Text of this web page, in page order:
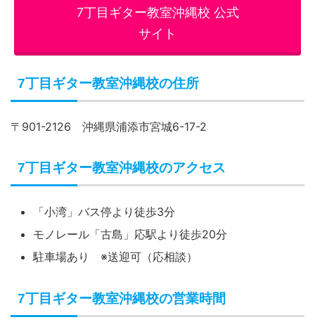
7丁目ギター教室沖縄校 公式
サイト
7丁目ギター教室沖縄校の住所
〒901-2126 沖縄県浦添市宮城6-17-2
7丁目ギター教室沖縄校のアクセス
「小湾」バス停より徒歩3分
モノレール「古島」応駅より徒歩20分
駐車場あり ※送迎可（応相談）
7丁目ギター教室沖縄校の営業時間